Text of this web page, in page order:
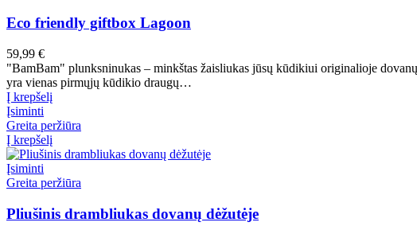
Eco friendly giftbox Lagoon
59,99 €
"BamBam" plunksninukas – minkštas žaisliukas jūsų kūdikiui originalioje
yra vienas pirmųjų kūdikio draugų…
Į krepšelį
Įsiminti
Greita peržiūra
Į krepšelį
Įsiminti
Greita peržiūra
Pliušinis drambliukas dovanų dėžutėje